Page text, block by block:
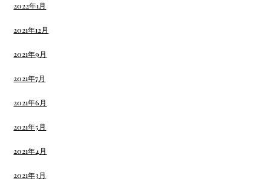
2022年1月
2021年12月
2021年9月
2021年7月
2021年6月
2021年5月
2021年4月
2021年3月